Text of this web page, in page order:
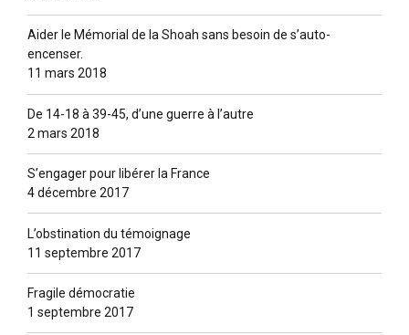
Aider le Mémorial de la Shoah sans besoin de s’auto-
encenser.
11 mars 2018
De 14-18 à 39-45, d’une guerre à l’autre
2 mars 2018
S’engager pour libérer la France
4 décembre 2017
L’obstination du témoignage
11 septembre 2017
Fragile démocratie
1 septembre 2017